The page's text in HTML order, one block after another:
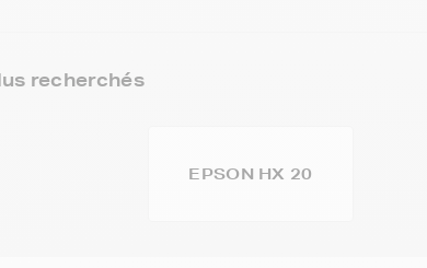
recherchés
EPSON HX 20